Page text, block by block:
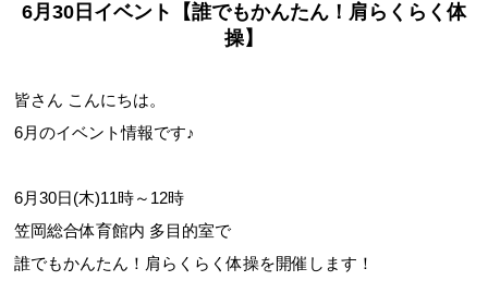
6月30日イベント【誰でもかんたん！肩らくらく体
操】
皆さん こんにちは。
6月のイベント情報です♪
6月30日(木)11時～12時
笠岡総合体育館内 多目的室で
誰でもかんたん！肩らくらく体操を開催します！